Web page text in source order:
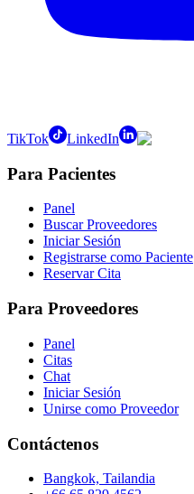
TikTok LinkedIn
Para Pacientes
Panel
Buscar Proveedores
Iniciar Sesión
Registrarse como Paciente
Reservar Cita
Para Proveedores
Panel
Citas
Chat
Iniciar Sesión
Unirse como Proveedor
Contáctenos
Bangkok, Tailandia